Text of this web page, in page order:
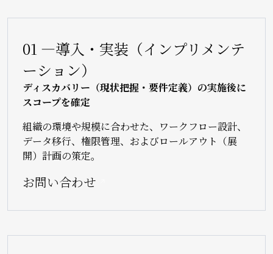
01 —導入・実装（インプリメンテ
ーション）
ディスカバリー（現状把握・要件定義）の実施後に
スコープを確定
組織の環境や規模に合わせた、ワークフロー設計、
データ移行、権限管理、およびロールアウト（展
開）計画の策定。
お問い合わせ